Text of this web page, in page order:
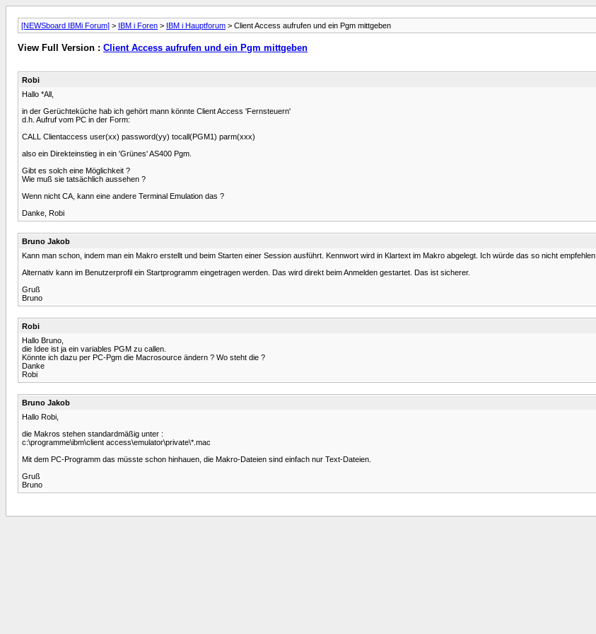
[NEWSboard IBMi Forum] > IBM i Foren > IBM i Hauptforum > Client Access aufrufen und ein Pgm mittgeben
View Full Version : Client Access aufrufen und ein Pgm mittgeben
Robi
Hallo *All,
in der Gerüchteküche hab ich gehört mann könnte Client Access 'Fernsteuern'
d.h. Aufruf vom PC in der Form:
CALL Clientaccess user(xx) password(yy) tocall(PGM1) parm(xxx)
also ein Direkteinstieg in ein 'Grünes' AS400 Pgm.
Gibt es solch eine Möglichkeit ?
Wie muß sie tatsächlich aussehen ?
Wenn nicht CA, kann eine andere Terminal Emulation das ?
Danke, Robi
Bruno Jakob
Kann man schon, indem man ein Makro erstellt und beim Starten einer Session ausführt. Kennwort wird in Klartext im Makro abgelegt. Ich würde das so nicht empfehlen.
Alternativ kann im Benutzerprofil ein Startprogramm eingetragen werden. Das wird direkt beim Anmelden gestartet. Das ist sicherer.
Gruß
Bruno
Robi
Hallo Bruno,
die Idee ist ja ein variables PGM zu callen.
Könnte ich dazu per PC-Pgm die Macrosource ändern ? Wo steht die ?
Danke
Robi
Bruno Jakob
Hallo Robi,
die Makros stehen standardmäßig unter :
c:\programme\ibm\client access\emulator\private\*.mac
Mit dem PC-Programm das müsste schon hinhauen, die Makro-Dateien sind einfach nur Text-Dateien.
Gruß
Bruno